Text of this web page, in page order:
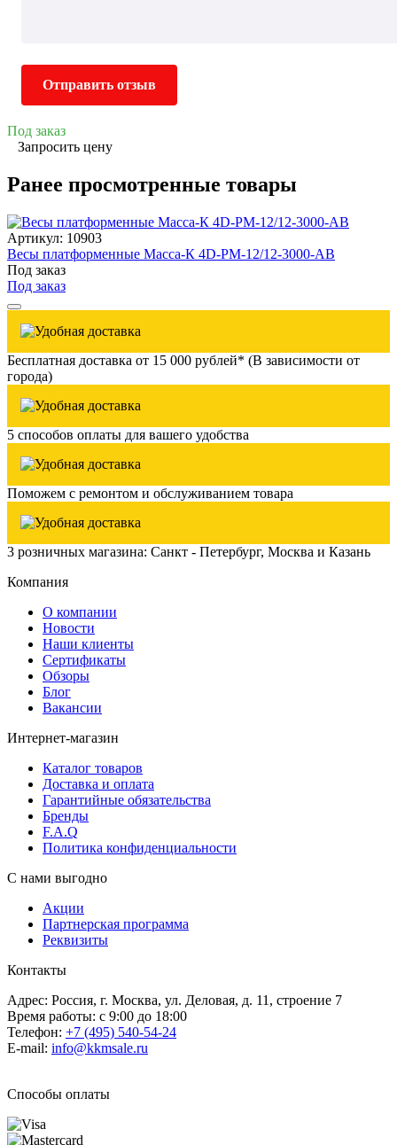
Отправить отзыв
Под заказ
Запросить цену
Ранее просмотренные товары
Артикул: 10903
Весы платформенные Масса-К 4D-PM-12/12-3000-AB
Под заказ
Под заказ
Бесплатная доставка от 15 000 рублей* (В зависимости от
города)
5 способов оплаты для вашего удобства
Поможем с ремонтом и обслуживанием товара
3 розничных магазина: Санкт - Петербург, Москва и Казань
Компания
О компании
Новости
Наши клиенты
Сертификаты
Обзоры
Блог
Вакансии
Интернет-магазин
Каталог товаров
Доставка и оплата
Гарантийные обязательства
Бренды
F.A.Q
Политика конфиденциальности
С нами выгодно
Акции
Партнерская программа
Реквизиты
Контакты
Адрес: Россия, г. Москва, ул. Деловая, д. 11, строение 7
Время работы: с 9:00 до 18:00
Телефон: +7 (495) 540-54-24
E-mail: info@kkmsale.ru
Способы оплаты